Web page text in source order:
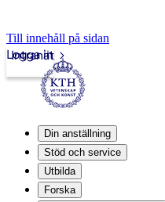
Till innehåll på sidan
Intranät
Logga in
Din anställning
Stöd och service
Utbilda
Forska